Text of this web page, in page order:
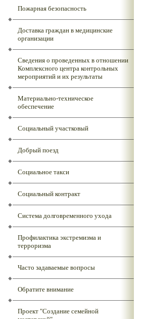
Пожарная безопасность
Доставка граждан в медицинские
организации
Сведения о проведенных в отношении
Комплексного центра контрольных
мероприятий и их результаты
Материально-техническое
обеспечение
Социальный участковый
Добрый поезд
Социальное такси
Социальный контракт
Система долговременного ухода
Профилактика экстремизма и
терроризма
Часто задаваемые вопросы
Обратите внимание
Проект "Создание семейной